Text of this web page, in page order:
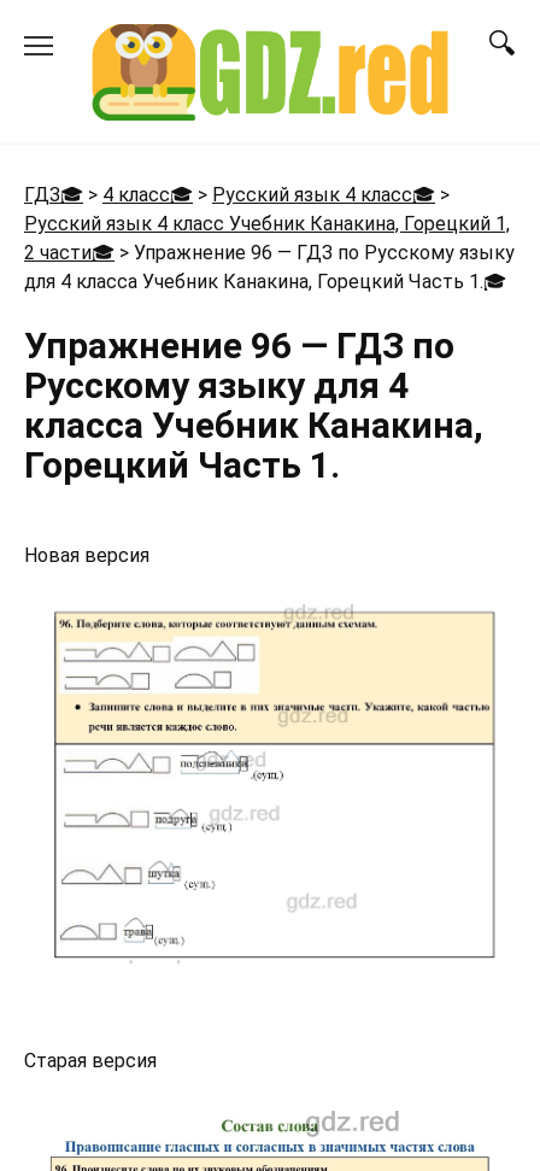
ГДЗ🎓 > 4 класс🎓 > Русский язык 4 класс🎓 >
Русский язык 4 класс Учебник Канакина, Горецкий 1,
2 части🎓 > Упражнение 96 — ГДЗ по Русскому языку
для 4 класса Учебник Канакина, Горецкий Часть 1.🎓
Упражнение 96 — ГДЗ по
Русскому языку для 4
класса Учебник Канакина,
Горецкий Часть 1.
Новая версия
Старая версия